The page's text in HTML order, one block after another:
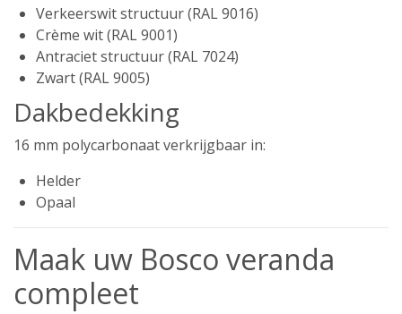
Verkeerswit structuur (RAL 9016)
Crème wit (RAL 9001)
Antraciet structuur (RAL 7024)
Zwart (RAL 9005)
Dakbedekking
16 mm polycarbonaat verkrijgbaar in:
Helder
Opaal
Maak uw Bosco veranda
compleet